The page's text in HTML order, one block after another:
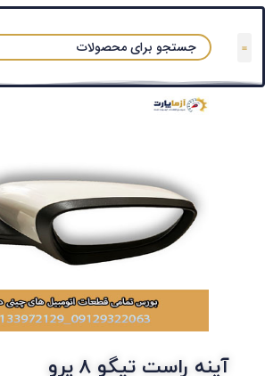
آینه راست تیگو ۸ پرو